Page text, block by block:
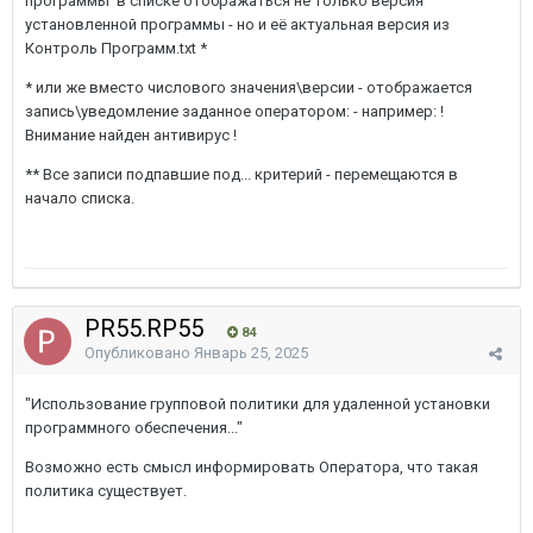
установленной программы - но и её актуальная версия из
Контроль Программ.txt *
* или же вместо числового значения\версии - отображается
запись\уведомление заданное оператором: - например: !
Внимание найден антивирус !
** Все записи подпавшие под... критерий - перемещаются в
начало списка.
PR55.RP55 84
Опубликовано Январь 25, 2025
"Использование групповой политики для удаленной установки
программного обеспечения..."
Возможно есть смысл информировать Оператора, что такая
политика существует.